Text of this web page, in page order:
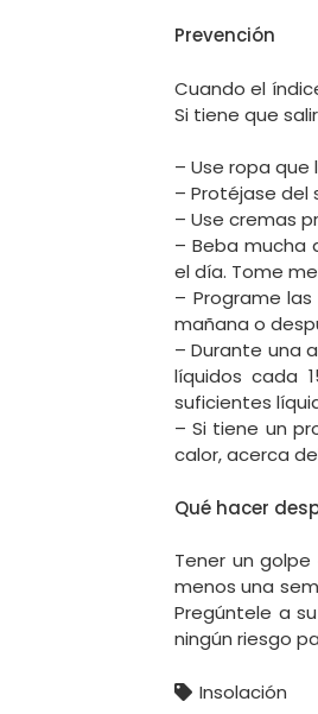
Prevención
Cuando el
Si tiene que
– Use ropa
– Protéjase del
– Use cremas
– Beba mucha
el día. Tome
– Programe
mañana o
– Durante una
líquidos cada
suficientes
– Si tiene un
calor, acerca
Qué hacer
Tener un
menos una
Pregúntele a
ningún riesgo
Insolación